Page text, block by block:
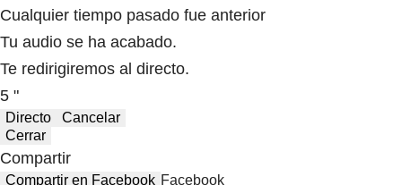
Cualquier tiempo pasado fue anterior
Tu audio se ha acabado.
Te redirigiremos al directo.
5 "
Directo
Cancelar
Cerrar
Compartir
Compartir en Facebook Facebook